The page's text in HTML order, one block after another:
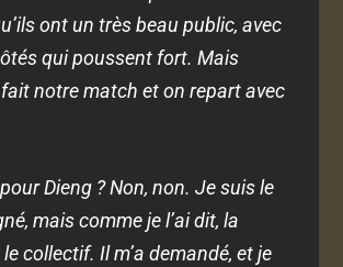
ont un très beau public, avec
qui poussent fort. Mais
notre match et on repart avec
Dieng ? Non, non. Je suis le
mais comme je l’ai dit, la
le collectif. Il m’a demandé, et je